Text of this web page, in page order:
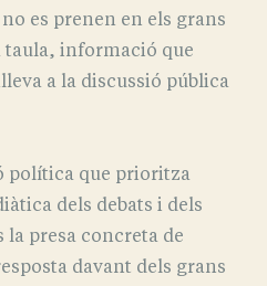
es prenen en els grans
taula, informació que
a la discussió pública
política que prioritza
dels debats i dels
la presa concreta de
davant dels grans